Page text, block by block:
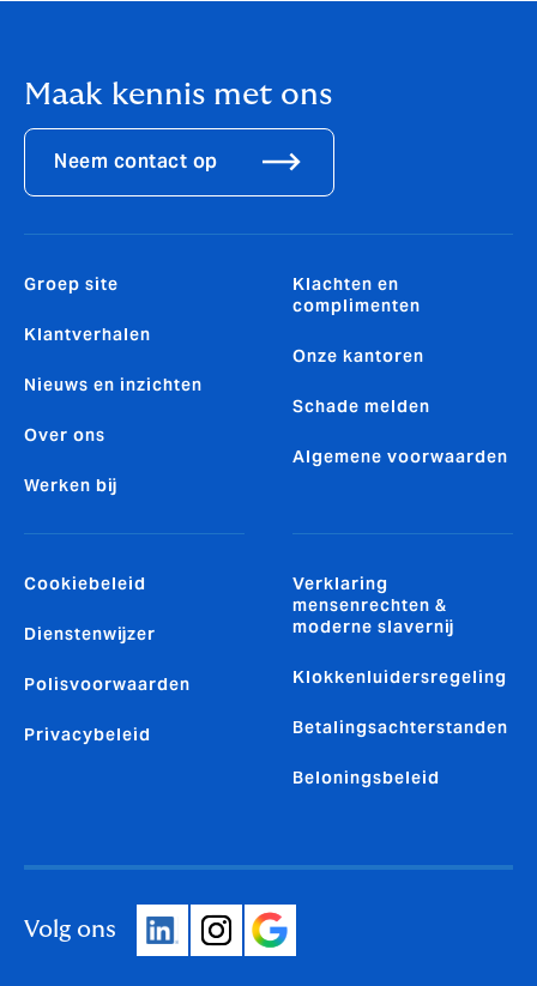
Maak kennis met ons
Neem contact op
Groep site
Klantverhalen
Nieuws en inzichten
Over ons
Werken bij
Klachten en
complimenten
Onze kantoren
Schade melden
Algemene voorwaarden
Cookiebeleid
Dienstenwijzer
Polisvoorwaarden
Privacybeleid
Verklaring
mensenrechten &
moderne slavernij
Klokkenluidersregeling
Betalingsachterstanden
Beloningsbeleid
Volg ons